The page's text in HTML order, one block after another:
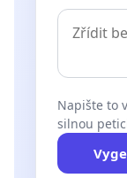
Napište to
silnou